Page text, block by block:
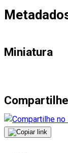
Miniatura
Compartilhe